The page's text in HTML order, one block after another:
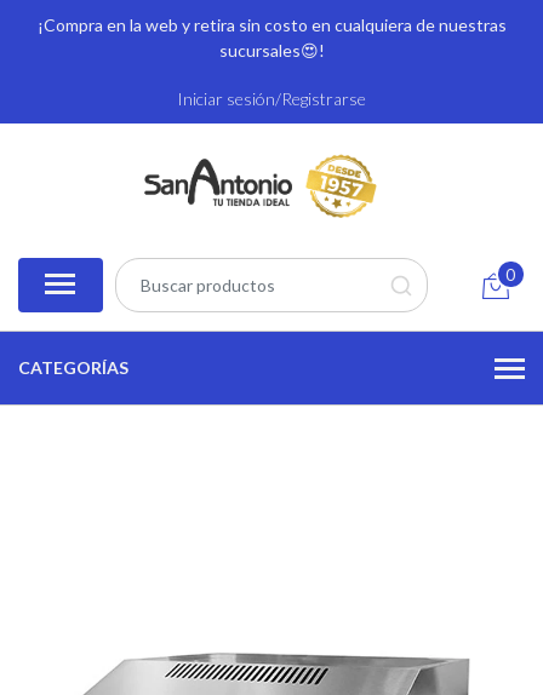
¡Compra en la web y retira sin costo en cualquiera de nuestras
sucursales😍!
Iniciar sesión/Registrarse
0
CATEGORÍAS